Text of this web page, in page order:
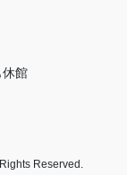
館
Reserved.